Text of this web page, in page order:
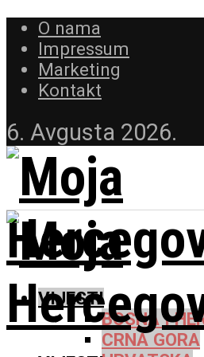
O nama
Impressum
Marketing
Kontakt
6. Avgusta 2026.
VIJESTI
BOSNA I
CRNA GORA